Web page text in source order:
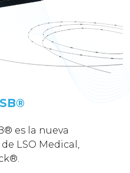
es la nueva
LSO Medical,